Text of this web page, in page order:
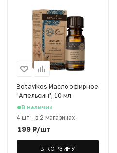
Botavikos Масло эфирное
"Апельсин", 10 мл
В наличии
4 шт - в 2 магазинах
199 ₽/шт
В КОРЗИНУ